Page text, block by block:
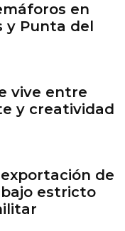
en
y Punta del
vive entre
y creatividad
de
estricto